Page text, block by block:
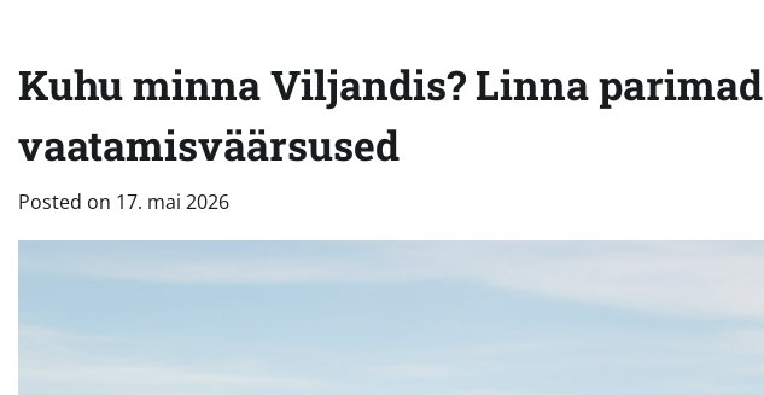
Kuhu minna Viljandis? Linna parimad
vaatamisväärsused
Posted on 17. mai 2026